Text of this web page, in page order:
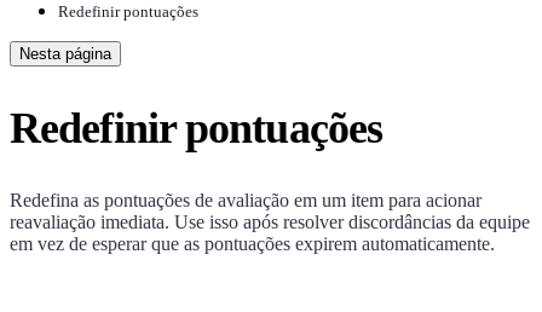
Redefinir pontuações
Nesta página
Redefinir pontuações
Redefina as pontuações de avaliação em um item para acionar
reavaliação imediata. Use isso após resolver discordâncias da equipe
em vez de esperar que as pontuações expirem automaticamente.